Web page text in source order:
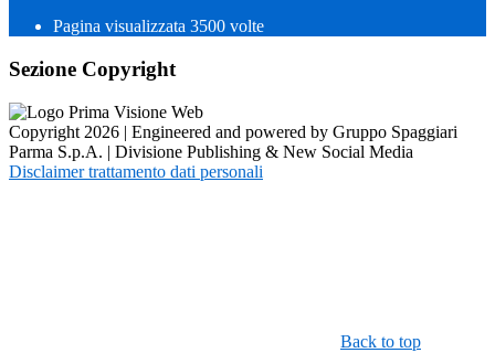
Pagina visualizzata 3500 volte
Sezione Copyright
Copyright 2026 | Engineered and powered by Gruppo Spaggiari
Parma S.p.A. | Divisione Publishing & New Social Media
Disclaimer trattamento dati personali
Back to top